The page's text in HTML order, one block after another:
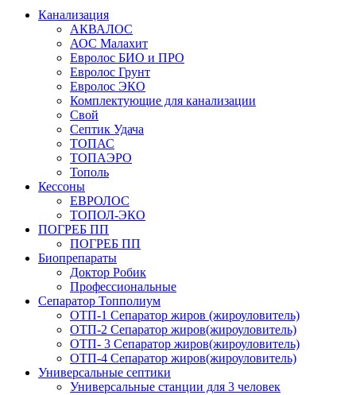
Канализация
АКВАЛОС
АОС Малахит
Евролос БИО и ПРО
Евролос Грунт
Евролос ЭКО
Комплектующие для канализации
Свой
Септик Удача
ТОПАС
ТОПАЭРО
Тополь
Кессоны
ЕВРОЛОС
ТОПОЛ-ЭКО
ПОГРЕБ ПП
ПОГРЕБ ПП
Биопрепараты
Доктор Робик
Профессиональные
Сепаратор Топполиум
ОТП-1 Сепаратор жиров (жироуловитель)
ОТП-2 Сепаратор жиров(жироуловитель)
ОТП- 3 Сепаратор жиров(жироуловитель)
ОТП-4 Сепаратор жиров(жироуловитель)
Универсальные септики
Универсальные станции для 3 человек